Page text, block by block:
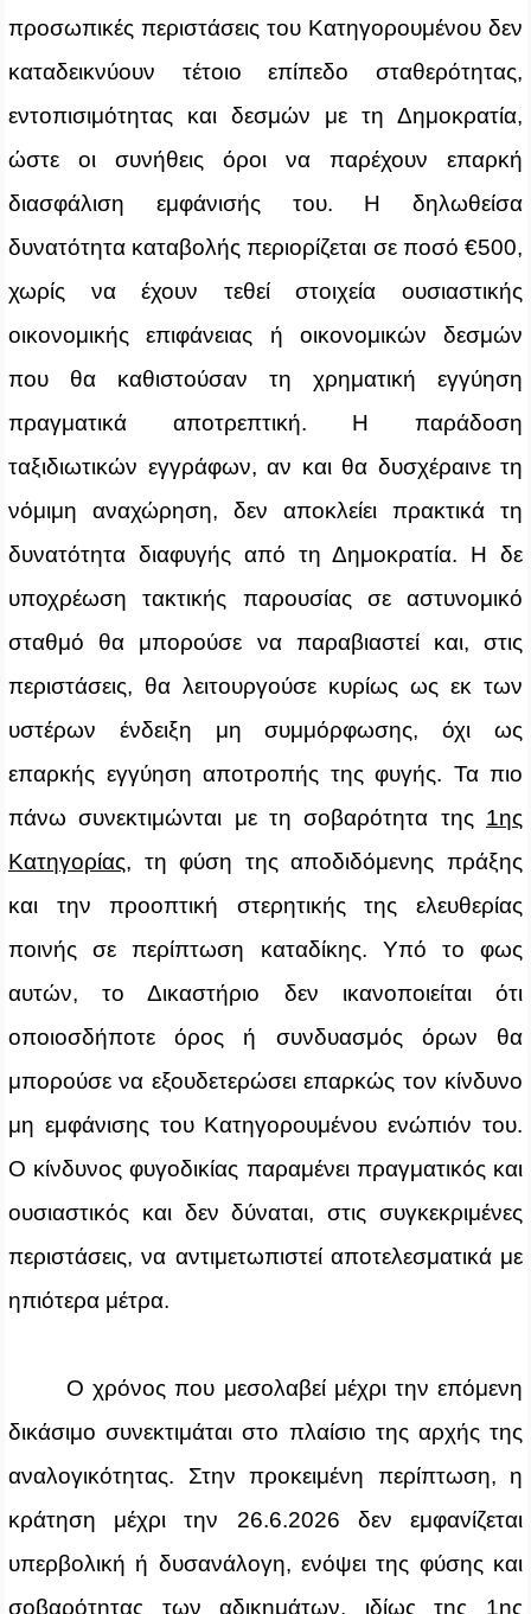
προσωπικές περιστάσεις του Κατηγορουμένου δεν
καταδεικνύουν τέτοιο επίπεδο σταθερότητας,
εντοπισιμότητας και δεσμών με τη Δημοκρατία,
ώστε οι συνήθεις όροι να παρέχουν επαρκή
διασφάλιση εμφάνισής του. Η δηλωθείσα
δυνατότητα καταβολής περιορίζεται σε ποσό €500,
χωρίς να έχουν τεθεί στοιχεία ουσιαστικής
οικονομικής επιφάνειας ή οικονομικών δεσμών
που θα καθιστούσαν τη χρηματική εγγύηση
πραγματικά αποτρεπτική. Η παράδοση
ταξιδιωτικών εγγράφων, αν και θα δυσχέραινε τη
νόμιμη αναχώρηση, δεν αποκλείει πρακτικά τη
δυνατότητα διαφυγής από τη Δημοκρατία. Η δε
υποχρέωση τακτικής παρουσίας σε αστυνομικό
σταθμό θα μπορούσε να παραβιαστεί και, στις
περιστάσεις, θα λειτουργούσε κυρίως ως εκ των
υστέρων ένδειξη μη συμμόρφωσης, όχι ως
επαρκής εγγύηση αποτροπής της φυγής. Τα πιο
πάνω συνεκτιμώνται με τη σοβαρότητα της 1ης
Κατηγορίας, τη φύση της αποδιδόμενης πράξης
και την προοπτική στερητικής της ελευθερίας
ποινής σε περίπτωση καταδίκης. Υπό το φως
αυτών, το Δικαστήριο δεν ικανοποιείται ότι
οποιοσδήποτε όρος ή συνδυασμός όρων θα
μπορούσε να εξουδετερώσει επαρκώς τον κίνδυνο
μη εμφάνισης του Κατηγορουμένου ενώπιόν του.
Ο κίνδυνος φυγοδικίας παραμένει πραγματικός και
ουσιαστικός και δεν δύναται, στις συγκεκριμένες
περιστάσεις, να αντιμετωπιστεί αποτελεσματικά με
ηπιότερα μέτρα.
Ο χρόνος που μεσολαβεί μέχρι την επόμενη
δικάσιμο συνεκτιμάται στο πλαίσιο της αρχής της
αναλογικότητας. Στην προκειμένη περίπτωση, η
κράτηση μέχρι την 26.6.2026 δεν εμφανίζεται
υπερβολική ή δυσανάλογη, ενόψει της φύσης και
σοβαρότητας των αδικημάτων, ιδίως της 1ης